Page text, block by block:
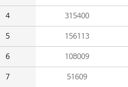
4 315400
5 156113
6 108009
7 51609